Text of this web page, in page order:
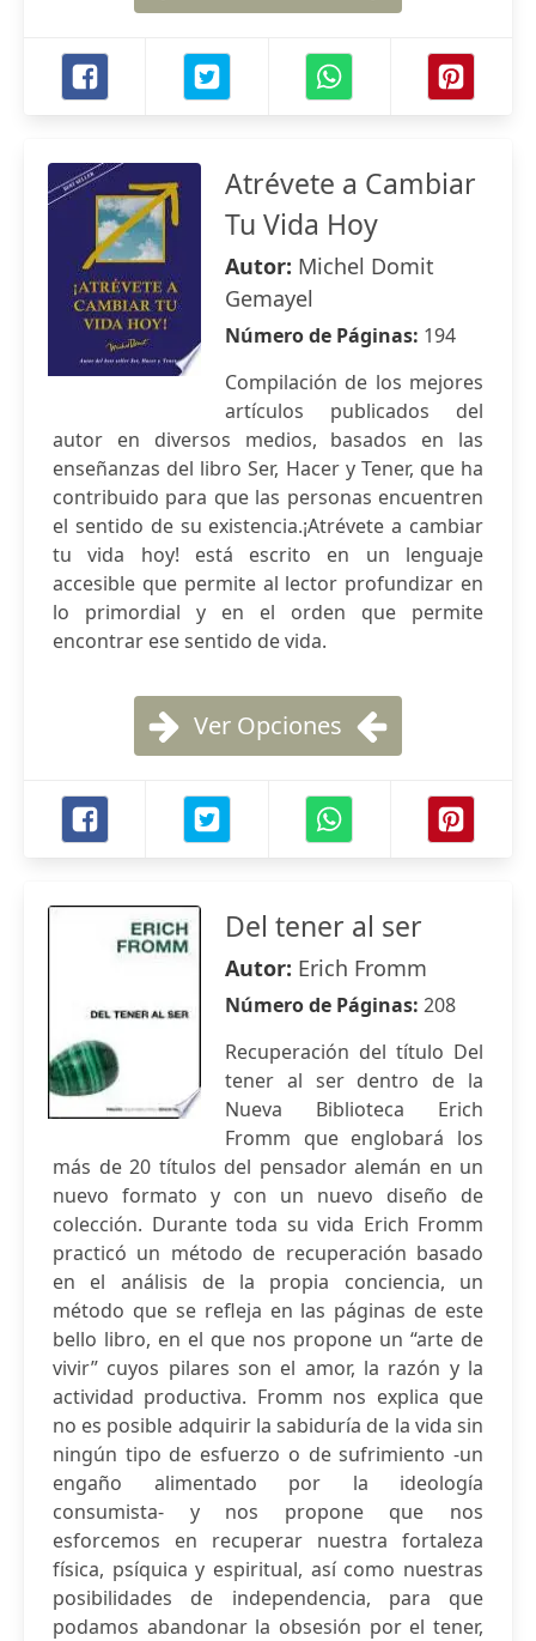
Atrévete a Cambiar
Tu Vida Hoy
Autor: Michel Domit
Gemayel
Número de Páginas: 194
Compilación de los mejores
artículos publicados del
autor en diversos medios, basados en las
enseñanzas del libro Ser, Hacer y Tener, que ha
contribuido para que las personas encuentren
el sentido de su existencia.¡Atrévete a cambiar
tu vida hoy! está escrito en un lenguaje
accesible que permite al lector profundizar en
lo primordial y en el orden que permite
encontrar ese sentido de vida.
Ver Opciones
Del tener al ser
Autor: Erich Fromm
Número de Páginas: 208
Recuperación del título Del
tener al ser dentro de la
Nueva Biblioteca Erich
Fromm que englobará los
más de 20 títulos del pensador alemán en un
nuevo formato y con un nuevo diseño de
colección. Durante toda su vida Erich Fromm
practicó un método de recuperación basado
en el análisis de la propia conciencia, un
método que se refleja en las páginas de este
bello libro, en el que nos propone un “arte de
vivir” cuyos pilares son el amor, la razón y la
actividad productiva. Fromm nos explica que
no es posible adquirir la sabiduría de la vida sin
ningún tipo de esfuerzo o de sufrimiento -un
engaño alimentado por la ideología
consumista- y nos propone que nos
esforcemos en recuperar nuestra fortaleza
física, psíquica y espiritual, así como nuestras
posibilidades de independencia, para que
podamos abandonar la obsesión por el tener,